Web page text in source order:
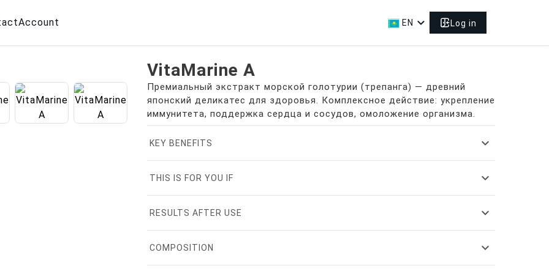
Account EN expand_more Log in
VitaMarine A
Премиальный экстракт морской голотурии (трепанга) — древний
японский деликатес для здоровья. Комплексное действие: укрепление
иммунитета, поддержка сердца и сосудов, омоложение организма.
KEY BENEFITS expand_more
THIS IS FOR YOU IF expand_more
RESULTS AFTER USE expand_more
COMPOSITION expand_more